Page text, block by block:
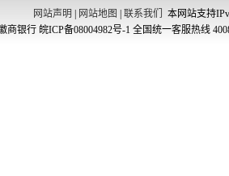
网站声明 网站地图 联系我们
本网站支持
商银行 皖ICP备08004982号-1 全国统一客服热线